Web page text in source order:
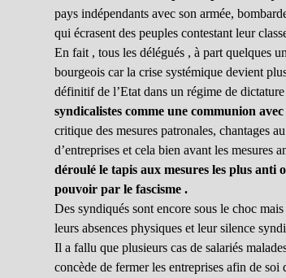
pays indépendants avec son armée,
qui écrasent des peuples contestant leur
En fait , tous les délégués , à part quelques
bourgeois car la crise systémique devient
définitif de l’Etat dans un régime de
syndicalistes comme une communion
critique des mesures patronales, chantages
d’entreprises et cela bien avant les
déroulé le tapis aux mesures les plus anti
pouvoir par le fascisme .
Des syndiqués sont encore sous le choc
leurs absences physiques et leur silence
Il a fallu que plusieurs cas de salariés
concède de fermer les entreprises afin de